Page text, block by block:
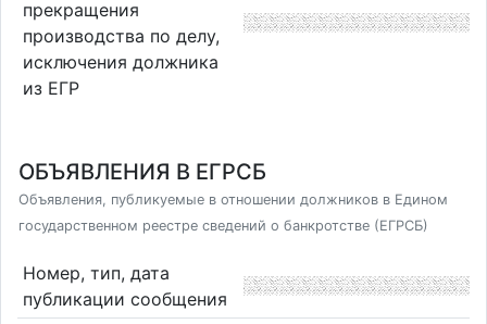
прекращения
производства по делу,
исключения должника
из ЕГР
ОБЪЯВЛЕНИЯ В ЕГРСБ
Объявления, публикуемые в отношении должников в Едином
государственном реестре сведений о банкротстве (ЕГРСБ)
Номер, тип, дата
публикации сообщения